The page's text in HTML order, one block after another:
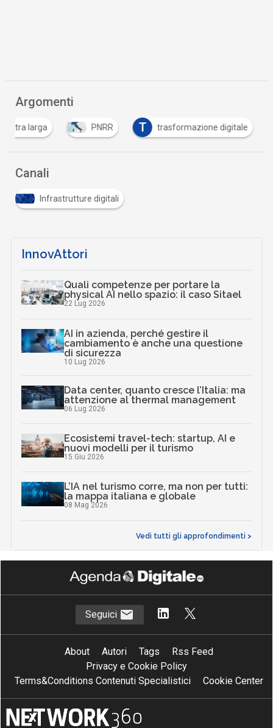
Argomenti
ultra larga PNRR T trasformazione digitale
Canali
Infrastrutture digitali
InnovAttori
Quali competenze per portare la
physical AI nello spazio: il caso Sitael
22 Lug 2026
AI in azienda, perché gestire il
cambiamento è anche una questione
di sicurezza
10 Lug 2026
Data center, quanto cresce l’Italia: ma
attenzione al thermal management
06 Lug 2026
Ecosistemi travel-tech: startup, AI e
nuovi modelli per il turismo
15 Giu 2026
L’IA nel turismo corre, ma non per tutti:
la mappa italiana e globale
08 Mag 2026
Vedi tutti gli approfondimenti >
Seguici
About Autori Tags
Rss Feed
Privacy e Cookie Policy
Terms&Conditions Contenuti Specialistici
Cookie Center